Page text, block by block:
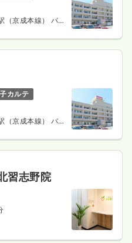
（京成本線） バス
カルテ
（京成本線） バス
習志野院